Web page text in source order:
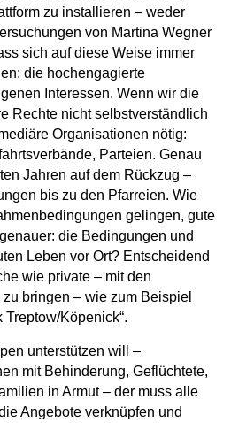
zu installieren – weder
von Martina Wegner
sich auf diese Weise immer
die hochengagierte
Interessen. Wenn wir die
Rechte nicht selbstverständlich
Organisationen nötig:
Parteien. Genau
Jahren auf dem Rückzug –
bis zu den Pfarreien. Wie
gelingen, gute
die Bedingungen und
Leben vor Ort? Entscheidend
wie private – mit den
bringen – wie zum Beispiel
Treptow/Köpenick“.
unterstützen will –
mit Behinderung, Geflüchtete,
in Armut – der muss alle
Angebote verknüpfen und